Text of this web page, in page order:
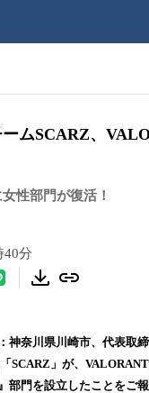
ムSCARZ、
性部門が復活！
40分
神奈川県川崎市、代表取締
SCARZ」が、
部門を設立したことをご